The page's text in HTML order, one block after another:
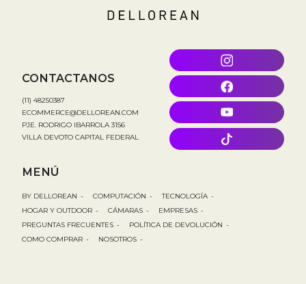
CONTACTANOS
(11) 48250387
ECOMMERCE@DELLOREAN.COM
PJE. RODRIGO IBARROLA 3156
VILLA DEVOTO CAPITAL FEDERAL
MENÚ
BY DELLOREAN - COMPUTACIÓN - TECNOLOGÍA -
HOGAR Y OUTDOOR - CÁMARAS - EMPRESAS -
PREGUNTAS FRECUENTES - POLÍTICA DE DEVOLUCIÓN -
COMO COMPRAR - NOSOTROS -